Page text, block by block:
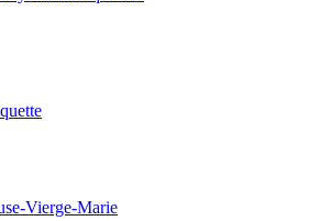
Vierge-Marie